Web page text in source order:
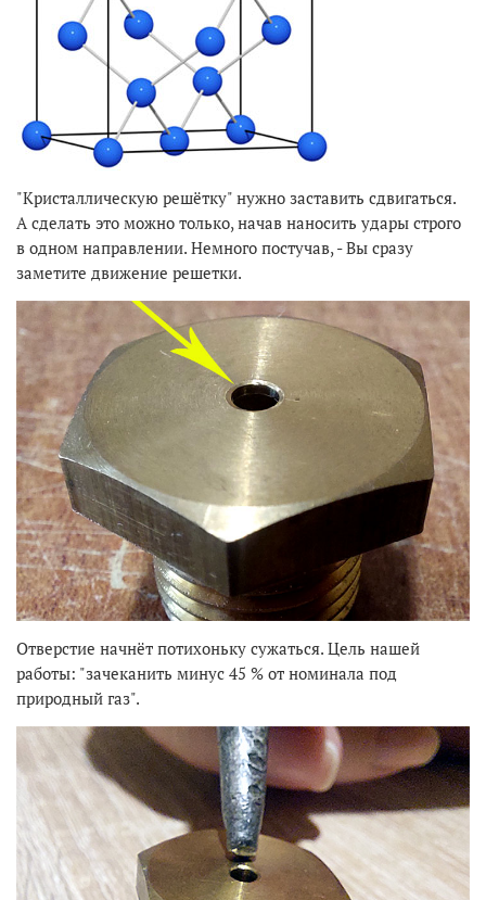
"Кристаллическую решётку" нужно заставить сдвигаться.
А сделать это можно только, начав наносить удары строго
в одном направлении. Немного постучав, - Вы сразу
заметите движение решетки.
Отверстие начнёт потихоньку сужаться. Цель нашей
работы: "зачеканить минус 45 % от номинала под
природный газ".